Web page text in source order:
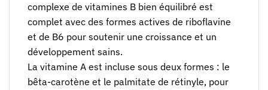
complexe de vitamines B bien équilibré est
complet avec des formes actives de riboflavine
et de B6 pour soutenir une croissance et un
développement sains.
La vitamine A est incluse sous deux formes : le
bêta-carotène et le palmitate de rétinyle, pour